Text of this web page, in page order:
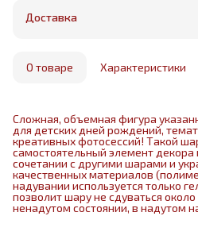
Бесплатная доставка в
маркетплейса
Доставка
О товаре Характеристики
Сложная, объемная фигура
для детских дней рождений,
креативных фотосессий! Такой
самостоятельный элемент
сочетании с другими шарами и
качественных материалов
надувании используется только
позволит шару не сдуваться
ненадутом состоянии, в надутом